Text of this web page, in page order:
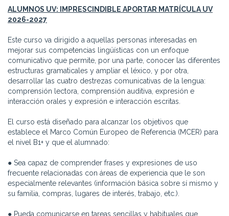
ALUMNOS UV: IMPRESCINDIBLE APORTAR MATRÍCULA UV
2026-2027
Este curso va dirigido a aquellas personas interesadas en
mejorar sus competencias lingüísticas con un enfoque
comunicativo que permite, por una parte, conocer las diferentes
estructuras gramaticales y ampliar el léxico, y por otra,
desarrollar las cuatro destrezas comunicativas de la lengua:
comprensión lectora, comprensión auditiva, expresión e
interacción orales y expresión e interacción escritas.
El curso está diseñado para alcanzar los objetivos que
establece el Marco Común Europeo de Referencia (MCER) para
el nivel B1+ y que el alumnado:
● Sea capaz de comprender frases y expresiones de uso
frecuente relacionadas con áreas de experiencia que le son
especialmente relevantes (información básica sobre sí mismo y
su familia, compras, lugares de interés, trabajo, etc.).
● Pueda comunicarse en tareas sencillas y habituales que